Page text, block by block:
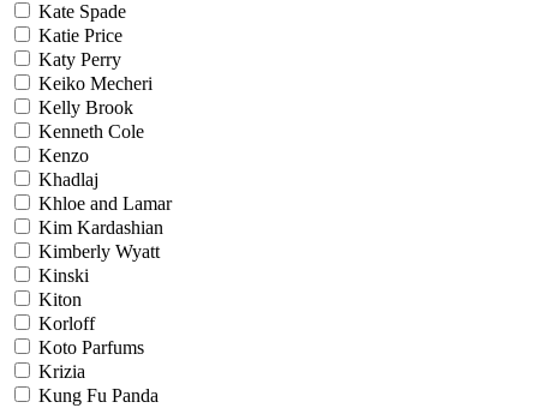
Kate Spade
Katie Price
Katy Perry
Keiko Mecheri
Kelly Brook
Kenneth Cole
Kenzo
Khadlaj
Khloe and Lamar
Kim Kardashian
Kimberly Wyatt
Kinski
Kiton
Korloff
Koto Parfums
Krizia
Kung Fu Panda